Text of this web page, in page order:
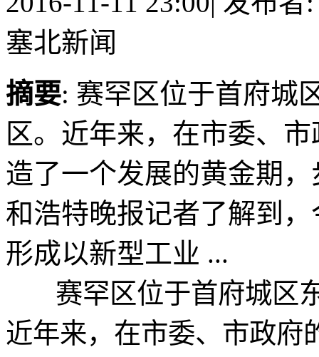
塞北新闻
摘要: 赛罕区位于首府城
区。近年来，在市委、
造了一个发展的黄金期
和浩特晚报记者了解到
形成以新型工业 ...
赛罕区位于首府城区东
近年来，在市委、市政府